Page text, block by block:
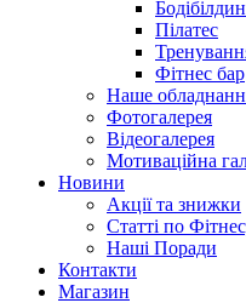
Пілатес
Фітнес бар
Наше
Фотогалерея
Відеогалерея
Мотиваційна
Новини
Акції та знижки
Статті по
Наші Поради
Контакти
Магазин